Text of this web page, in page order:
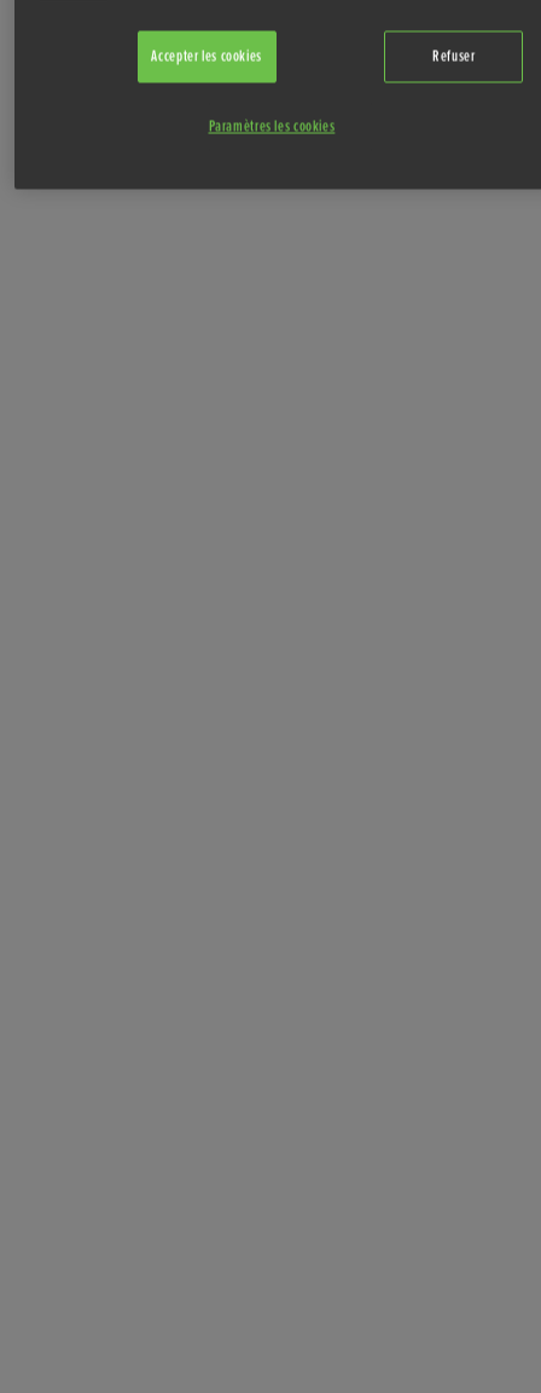
Refuser
Accepter les cookies
Paramètres les cookies